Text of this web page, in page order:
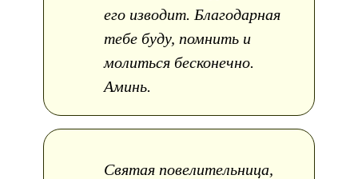
его изводит. Благодарная
тебе буду, помнить и
молиться бесконечно.
Аминь.
Святая повелительница,